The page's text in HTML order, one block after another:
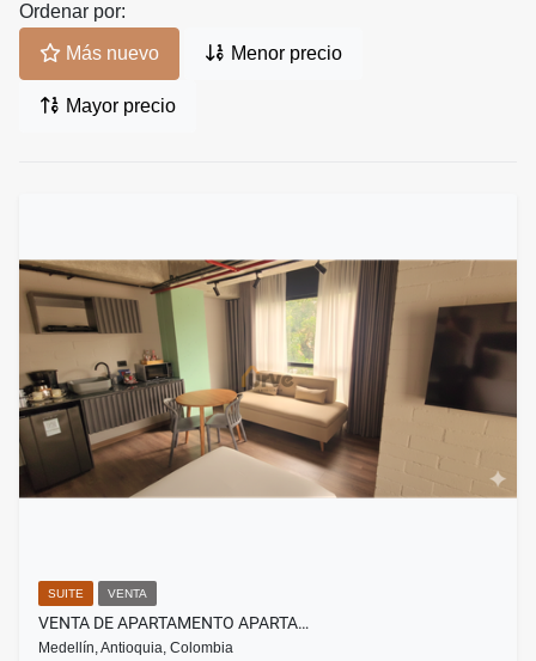
Ordenar por:
Más nuevo Menor precio
Mayor precio
SUITE VENTA
VENTA DE APARTAMENTO APARTA…
Medellín, Antioquia, Colombia